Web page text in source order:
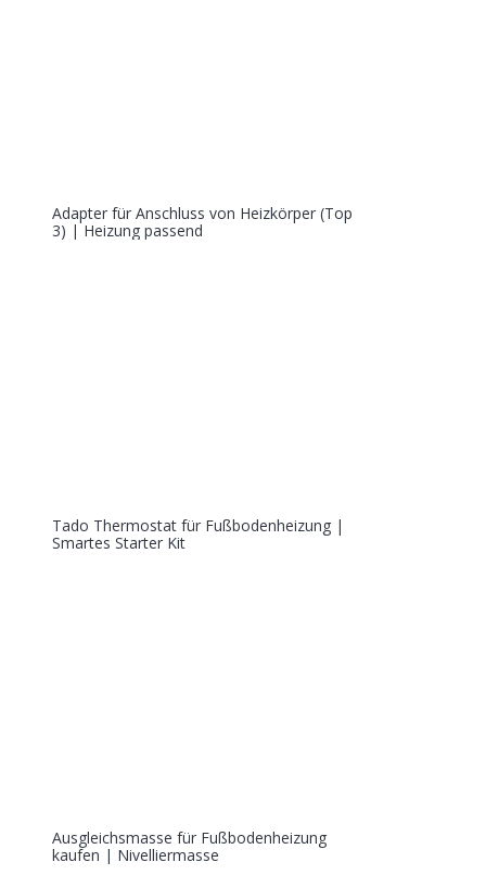
Adapter für Anschluss von Heizkörper (Top
3) | Heizung passend
Tado Thermostat für Fußbodenheizung |
Smartes Starter Kit
Ausgleichsmasse für Fußbodenheizung
kaufen | Nivelliermasse